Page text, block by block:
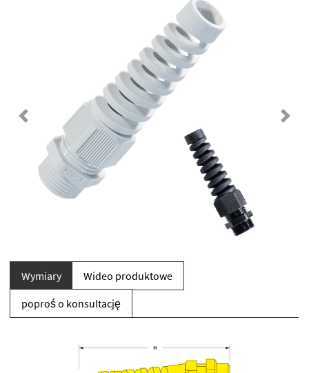
Previous Next
Wymiary
Wideo produktowe
poproś o konsultację